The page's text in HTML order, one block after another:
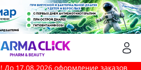
17.08.2026 оформление заказов